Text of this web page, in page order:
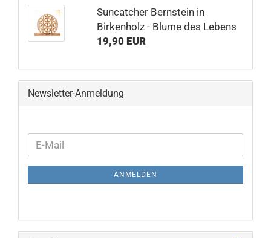
Suncatcher Bernstein in
Birkenholz - Blume des Lebens
19,90 EUR
Newsletter-Anmeldung
WEITER
ZUR
NEWSLETTER-
ANMELDUNG
E-
ANMELDEN